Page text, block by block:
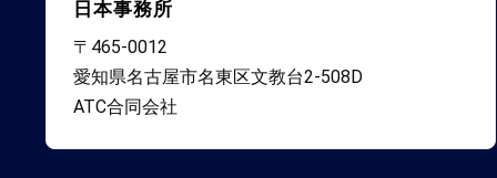
日本事務所
〒465-0012
愛知県名古屋市名東区文教台2-508D
ATC合同会社